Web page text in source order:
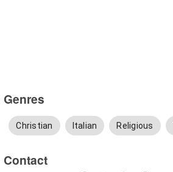
Genres
Christian Italian Religious
Contact